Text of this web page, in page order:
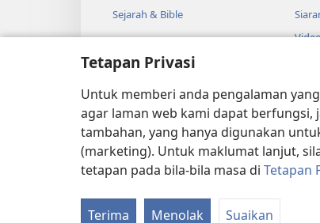
Tetapan Privasi
Untuk memberi anda pengalaman
agar laman web kami dapat
tambahan, yang hanya digunakan
(marketing). Untuk maklumat lanjut,
tetapan pada bila-bila masa di Tetapan
Terima Menolak Suaikan
Sejarah & Bible
Copyright © 2026